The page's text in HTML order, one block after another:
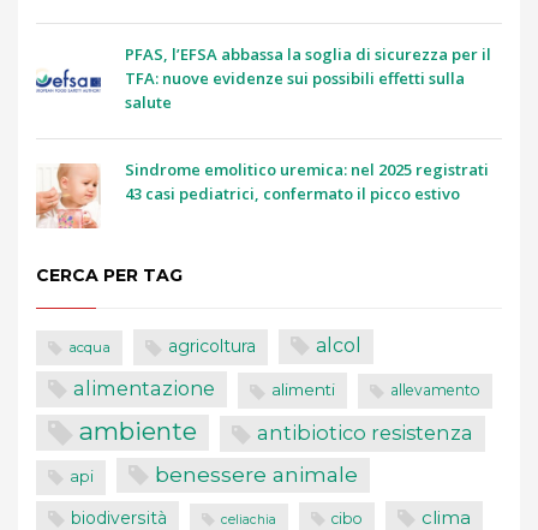
PFAS, l’EFSA abbassa la soglia di sicurezza per il
TFA: nuove evidenze sui possibili effetti sulla
salute
Sindrome emolitico uremica: nel 2025 registrati
43 casi pediatrici, confermato il picco estivo
CERCA PER TAG
acqua agricoltura alcol
alimentazione alimenti allevamento
ambiente antibiotico resistenza
api benessere animale
biodiversità celiachia cibo clima